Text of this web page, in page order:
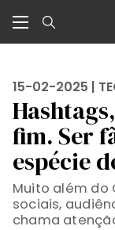
15-02-2025 |
fim. Ser
espécie
Muito além do
sociais,
chama